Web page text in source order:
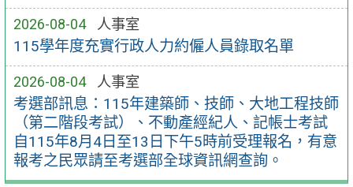
2026-08-04 人事室
115學年度充實行政人力約僱人員錄取名單
2026-08-04 人事室
考選部訊息：115年建築師、技師、大地工程技師
（第二階段考試）、不動產經紀人、記帳士考試
自115年8月4日至13日下午5時前受理報名，有意
報考之民眾請至考選部全球資訊網查詢。